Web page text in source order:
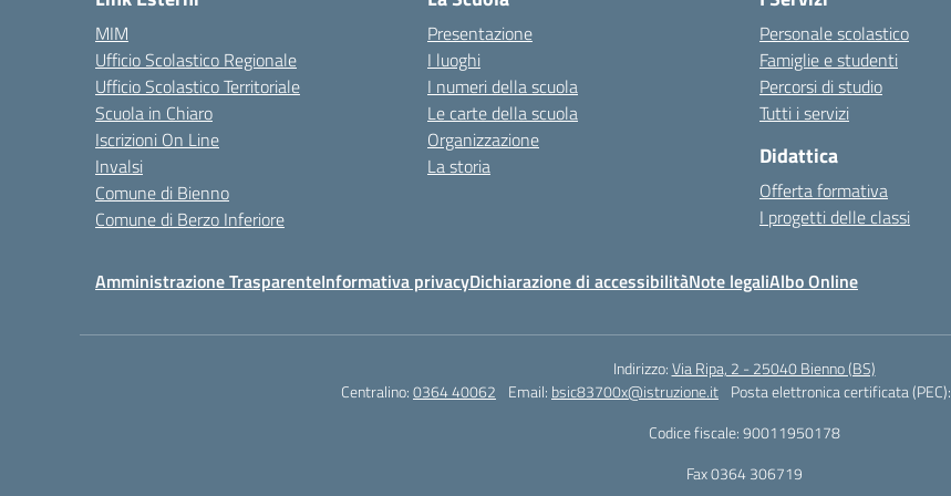
MIM
Ufficio Scolastico Regionale
Ufficio Scolastico Territoriale
Scuola in Chiaro
Iscrizioni On Line
Invalsi
Comune di Bienno
Comune di Berzo Inferiore
Presentazione
I luoghi
I numeri della scuola
Le carte della scuola
Organizzazione
La storia
Personale scolastico
Famiglie e studenti
Percorsi di studio
Tutti i servizi
Didattica
Offerta formativa
I progetti delle classi
Amministrazione TrasparenteInformativa privacyDichiarazione di accessibilitàNote legaliAlbo Online
Indirizzo:Via Ripa, 2 - 25040 Bienno (BS)
Centralino:0364 40062 Email: bsic83700x@istruzione.it Posta elettronica certificata (PEC):
Codice fiscale: 90011950178
Fax 0364 306719